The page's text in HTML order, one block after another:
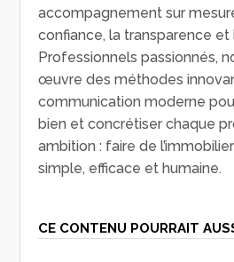
accompagnement sur
confiance, la transparence
Professionnels passionnés,
œuvre des méthodes
communication moderne
bien et concrétiser chaque
ambition : faire de
simple, efficace et humaine.
CE CONTENU POURRAIT